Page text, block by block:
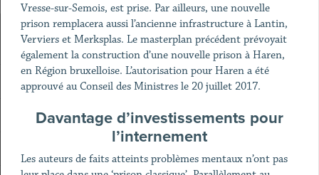
Vresse-sur-Semois, est prise. Par ailleurs, une nouvelle
prison remplacera aussi l’ancienne infrastructure à Lantin,
Verviers et Merksplas. Le masterplan précédent prévoyait
également la construction d’une nouvelle prison à Haren,
en Région bruxelloise. L’autorisation pour Haren a été
approuvé au Conseil des Ministres le 20 juillet 2017.
Davantage d’investissements pour
l’internement
Les auteurs de faits atteints problèmes mentaux n’ont pas